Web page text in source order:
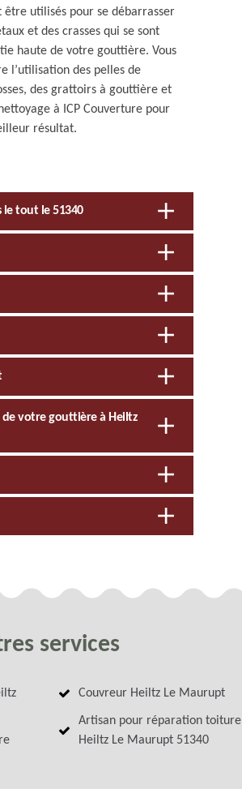
être utilisés pour se débarrasser
et des crasses qui se sont
haute de votre gouttière. Vous
l’utilisation des pelles de
des grattoirs à gouttière et
à ICP Couverture pour
résultat.
le tout le 51340
votre gouttière à Heiltz
services
Couvreur Heiltz Le Maurupt
Artisan pour réparation toiture
Heiltz Le Maurupt 51340